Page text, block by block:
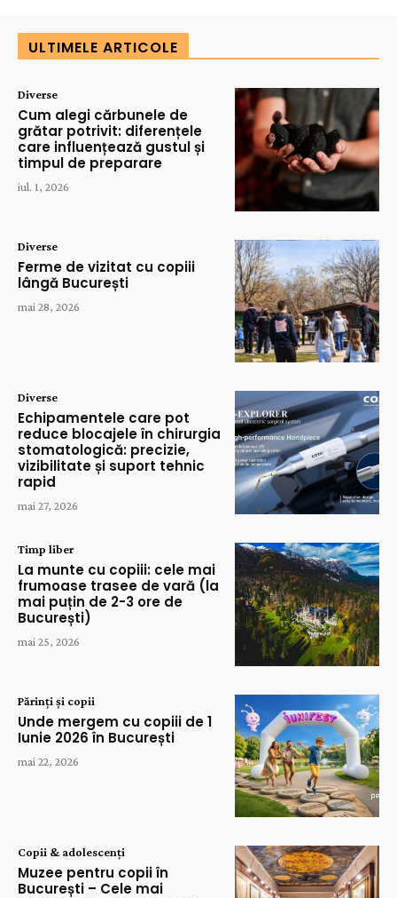
ULTIMELE ARTICOLE
Diverse
Cum alegi cărbunele de
grătar potrivit: diferențele
care influențează gustul și
timpul de preparare
iul. 1, 2026
Diverse
Ferme de vizitat cu copiii
lângă București
mai 28, 2026
Diverse
Echipamentele care pot
reduce blocajele în chirurgia
stomatologică: precizie,
vizibilitate și suport tehnic
rapid
mai 27, 2026
Timp liber
La munte cu copiii: cele mai
frumoase trasee de vară (la
mai puțin de 2-3 ore de
București)
mai 25, 2026
Părinți și copii
Unde mergem cu copiii de 1
Iunie 2026 în București
mai 22, 2026
Copii & adolescenți
Muzee pentru copii în
București – Cele mai